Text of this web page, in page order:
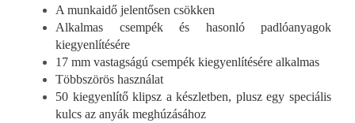
A munkaidő jelentősen csökken
Alkalmas csempék és hasonló padlóanyagok
kiegyenlítésére
17 mm vastagságú csempék kiegyenlítésére alkalmas
Többszörös használat
50 kiegyenlítő klipsz a készletben, plusz egy speciális
kulcs az anyák meghúzásához